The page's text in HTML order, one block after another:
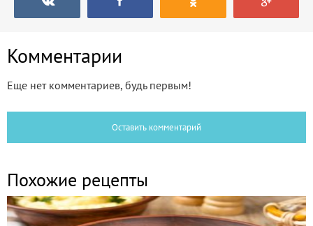
Комментарии
Еще нет комментариев, будь первым!
Оставить комментарий
Похожие рецепты